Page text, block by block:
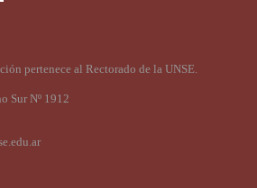
pertenece al Rectorado de la UNSE.
Sur Nº 1912